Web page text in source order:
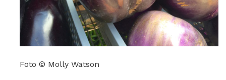
Foto © Molly Watson